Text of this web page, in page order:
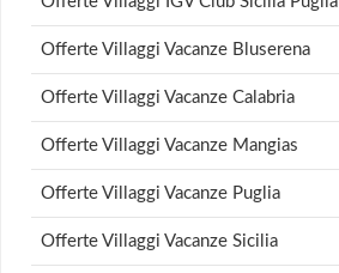
Offerte Villaggi Vacanze Bluserena
Offerte Villaggi Vacanze Calabria
Offerte Villaggi Vacanze Mangias
Offerte Villaggi Vacanze Puglia
Offerte Villaggi Vacanze Sicilia